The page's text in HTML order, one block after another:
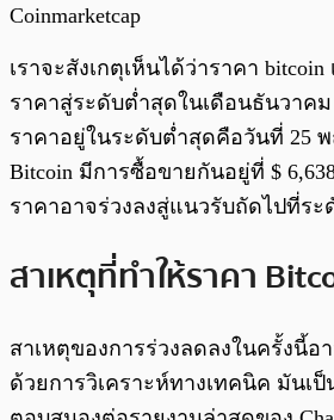
Coinmarketcap
เราจะสังเกตุเห็นได้ว่าราคา
ราคาสู่ระดับต่ำสุดในเดือนธันวาค
ราคาอยู่ในระดับต่ำสุดคือวันที่ 25
Bitcoin มีการซื้อขายกันอยู่ที่ $
ราคาอาจร่วงลงสู่แนวรับถัดไปที่ระ
สาเหตุที่ทำให้ราคา
สาเหตุของการร่วงลดลงในครั้งนี้อ
ด้วยการวิเคราะห์ทางเทคนิค มันเ